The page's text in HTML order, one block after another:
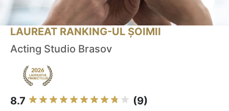
LAUREAT RANKING-UL ȘOIMII
Acting Studio Brasov
8.7 (9)